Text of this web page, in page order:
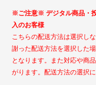
※ご注意※ デジタル商品・
入のお客様
こちらの配送方法は選択しな
謝った配送方法を選択した
となります。また対応や商
がります。配送方法の選択